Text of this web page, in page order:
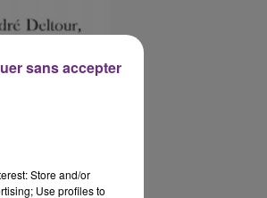
Store and/or
Use profiles to
sans accepter